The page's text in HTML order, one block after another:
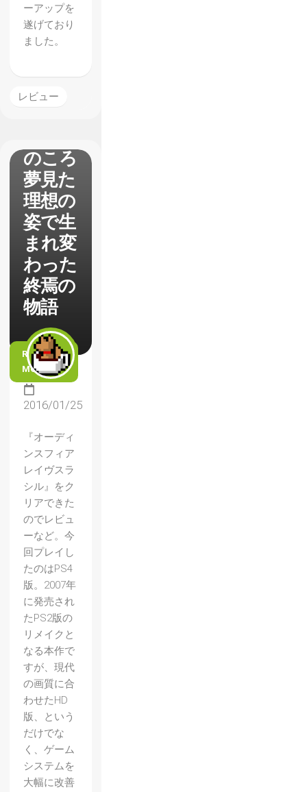
ーアップを
遂げており
ました。
レビュー
スフィ
ア レ
イヴス
ラシ
ル】レ
のころ
夢見た
理想の
姿で生
まれ変
わった
終焉の
物語
READ
MORE
2016/01/25
『オーディ
ンスフィア
レイヴスラ
シル』をク
リアできた
のでレビュ
ーなど。今
回プレイし
たのはPS4
版。2007年
に発売され
たPS2版の
リメイクと
なる本作で
すが、現代
の画質に合
わせたHD
版、という
だけでな
く、ゲーム
システムを
大幅に改善